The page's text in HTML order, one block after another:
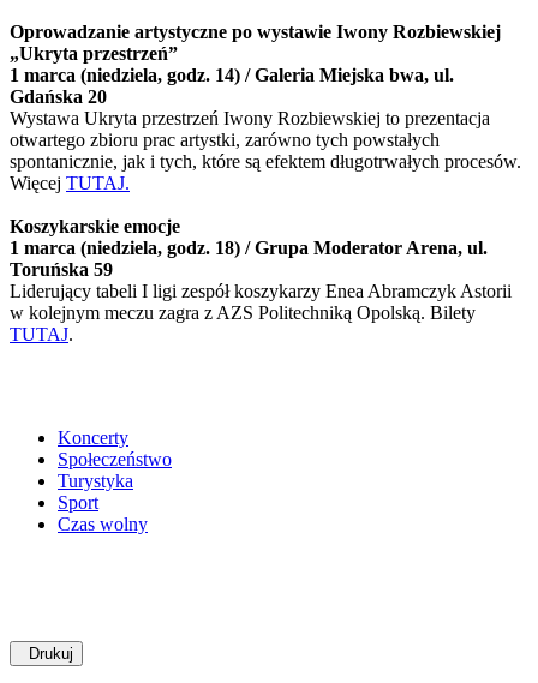
Oprowadzanie artystyczne po wystawie Iwony Rozbiewskiej
„Ukryta przestrzeń”
1 marca (niedziela, godz. 14) / Galeria Miejska bwa, ul.
Gdańska 20
Wystawa Ukryta przestrzeń Iwony Rozbiewskiej to prezentacja
otwartego zbioru prac artystki, zarówno tych powstałych
spontanicznie, jak i tych, które są efektem długotrwałych procesów.
Więcej TUTAJ.
Koszykarskie emocje
1 marca (niedziela, godz. 18) / Grupa Moderator Arena, ul.
Toruńska 59
Liderujący tabeli I ligi zespół koszykarzy Enea Abramczyk Astorii
w kolejnym meczu zagra z AZS Politechniką Opolską. Bilety
TUTAJ.
Koncerty
Społeczeństwo
Turystyka
Sport
Czas wolny
Drukuj